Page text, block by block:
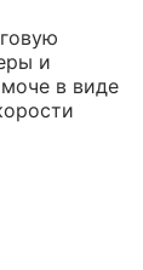
и
в виде